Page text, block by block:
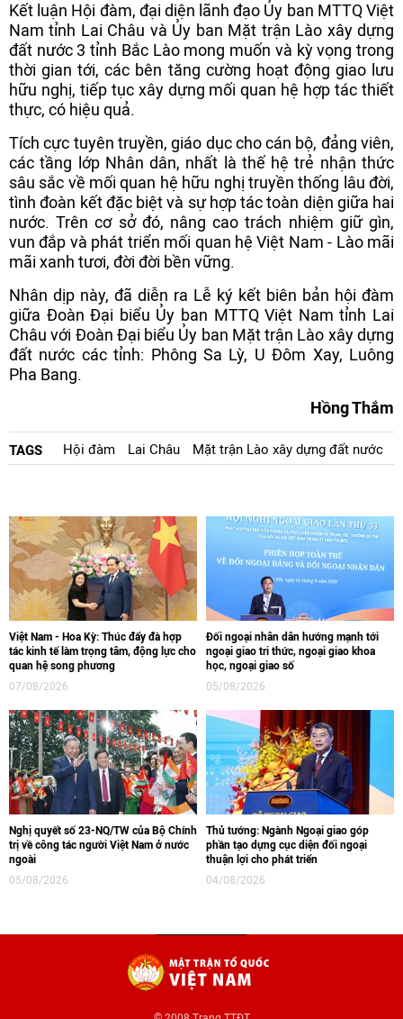
Kết luận Hội đàm, đại diện lãnh đạo Ủy ban MTTQ Việt
Nam tỉnh Lai Châu và Ủy ban Mặt trận Lào xây dựng
đất nước 3 tỉnh Bắc Lào mong muốn và kỳ vọng trong
thời gian tới, các bên tăng cường hoạt động giao lưu
hữu nghị, tiếp tục xây dựng mối quan hệ hợp tác thiết
thực, có hiệu quả.
Tích cực tuyên truyền, giáo dục cho cán bộ, đảng viên,
các tầng lớp Nhân dân, nhất là thế hệ trẻ nhận thức
sâu sắc về mối quan hệ hữu nghị truyền thống lâu đời,
tình đoàn kết đặc biệt và sự hợp tác toàn diện giữa hai
nước. Trên cơ sở đó, nâng cao trách nhiệm giữ gìn,
vun đắp và phát triển mối quan hệ Việt Nam - Lào mãi
mãi xanh tươi, đời đời bền vững.
Nhân dịp này, đã diễn ra Lễ ký kết biên bản hội đàm
giữa Đoàn Đại biểu Ủy ban MTTQ Việt Nam tỉnh Lai
Châu với Đoàn Đại biểu Ủy ban Mặt trận Lào xây dựng
đất nước các tỉnh: Phông Sa Lỳ, U Đôm Xay, Luông
Pha Bang.
Hồng Thắm
TAGS Hội đàm Lai Châu Mặt trận Lào xây dựng đất nước
Việt Nam - Hoa Kỳ: Thúc đẩy đà hợp
tác kinh tế làm trọng tâm, động lực cho
quan hệ song phương
07/08/2026
Đối ngoại nhân dân hướng mạnh tới
ngoại giao tri thức, ngoại giao khoa
học, ngoại giao số
05/08/2026
Nghị quyết số 23-NQ/TW của Bộ Chính
trị về công tác người Việt Nam ở nước
ngoài
05/08/2026
Thủ tướng: Ngành Ngoại giao góp
phần tạo dựng cục diện đối ngoại
thuận lợi cho phát triển
04/08/2026